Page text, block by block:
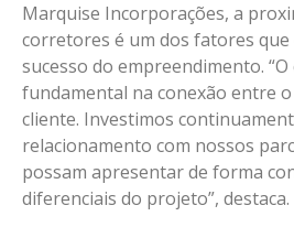
Marquise Incorporações, a
corretores é um dos fatores
sucesso do empreendimento.
fundamental na conexão entre
cliente. Investimos
relacionamento com nossos
possam apresentar de forma
diferenciais do projeto”, destaca.